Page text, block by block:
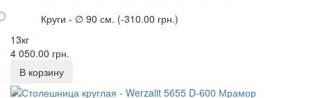
Круги - ∅ 90 см. (-310.00 грн.)
13кг
4 050.00 грн.